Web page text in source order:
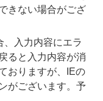
きない場合がござ
、入力内容にエラ
ると入力内容が消
おりますが、IEの
がございます。予